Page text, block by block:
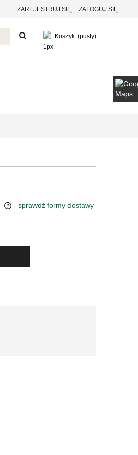
ZAREJESTRUJ SIĘ ZALOGUJ SIĘ
Koszyk: (pusty)
sprawdź formy dostawy